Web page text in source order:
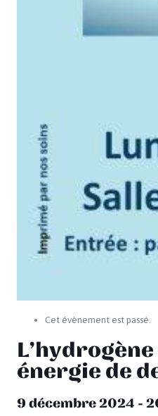
Cet évènement est passé.
L’hydrogène
énergie de
9 décembre 2024 -